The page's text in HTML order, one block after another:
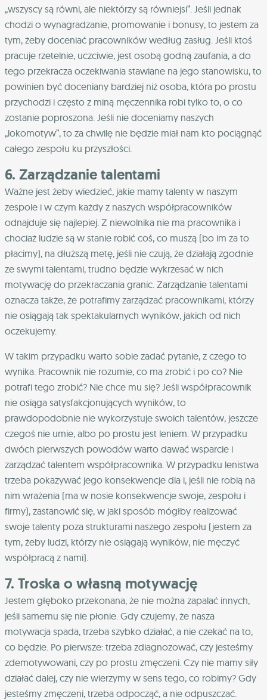
„wszyscy są równi, ale niektórzy są równiejsi”. Jeśli jednak
chodzi o wynagradzanie, promowanie i bonusy, to jestem za
tym, żeby doceniać pracowników według zasług. Jeśli ktoś
pracuje rzetelnie, uczciwie, jest osobą godną zaufania, a do
tego przekracza oczekiwania stawiane na jego stanowisku, to
powinien być doceniany bardziej niż osoba, która po prostu
przychodzi i często z miną męczennika robi tylko to, o co
zostanie poproszona. Jeśli nie doceniamy naszych
„lokomotyw”, to za chwilę nie będzie miał nam kto pociągnąć
całego zespołu ku przyszłości.
6. Zarządzanie talentami
Ważne jest żeby wiedzieć, jakie mamy talenty w naszym
zespole i w czym każdy z naszych współpracowników
odnajduje się najlepiej. Z niewolnika nie ma pracownika i
chociaż ludzie są w stanie robić coś, co muszą (bo im za to
płacimy), na dłuższą metę, jeśli nie czują, że działają zgodnie
ze swymi talentami, trudno będzie wykrzesać w nich
motywację do przekraczania granic. Zarządzanie talentami
oznacza także, że potrafimy zarządzać pracownikami, którzy
nie osiągają tak spektakularnych wyników, jakich od nich
oczekujemy.
W takim przypadku warto sobie zadać pytanie, z czego to
wynika. Pracownik nie rozumie, co ma zrobić i po co? Nie
potrafi tego zrobić? Nie chce mu się? Jeśli współpracownik
nie osiąga satysfakcjonujących wyników, to
prawdopodobnie nie wykorzystuje swoich talentów, jeszcze
czegoś nie umie, albo po prostu jest leniem. W przypadku
dwóch pierwszych powodów warto dawać wsparcie i
zarządzać talentem współpracownika. W przypadku lenistwa
trzeba pokazywać jego konsekwencje dla i, jeśli nie robią na
nim wrażenia (ma w nosie konsekwencje swoje, zespołu i
firmy), zastanowić się, w jaki sposób mógłby realizować
swoje talenty poza strukturami naszego zespołu (jestem za
tym, żeby ludzi, którzy nie osiągają wyników, nie męczyć
współpracą z nami).
7. Troska o własną motywację
Jestem głęboko przekonana, że nie można zapalać innych,
jeśli samemu się nie płonie. Gdy czujemy, że nasza
motywacja spada, trzeba szybko działać, a nie czekać na to,
co będzie. Po pierwsze: trzeba zdiagnozować, czy jesteśmy
zdemotywowani, czy po prostu zmęczeni. Czy nie mamy siły
działać dalej, czy nie wierzymy w sens tego, co robimy? Gdy
jesteśmy zmęczeni, trzeba odpocząć, a nie odpuszczać.